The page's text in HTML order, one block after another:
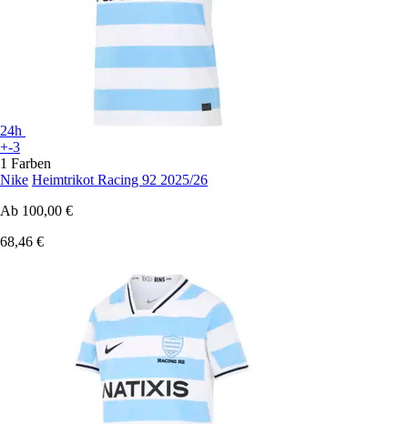
24h
+-3
1 Farben
Nike Heimtrikot Racing 92 2025/26
Ab 100,00 €
68,46 €